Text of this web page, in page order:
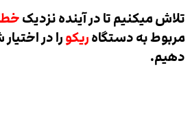
تلاش میکنیم تا در آینده نزدیک
مربوط به دستگاهریکورا در
دهیم.